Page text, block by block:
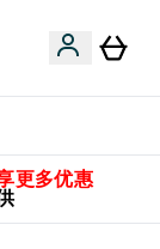
更多优惠